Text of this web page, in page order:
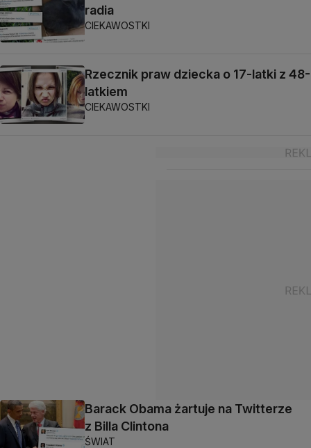
radia
CIEKAWOSTKI
Rzecznik praw dziecka o 17-latki z 48-
latkiem
CIEKAWOSTKI
Barack Obama żartuje na Twitterze
z Billa Clintona
ŚWIAT